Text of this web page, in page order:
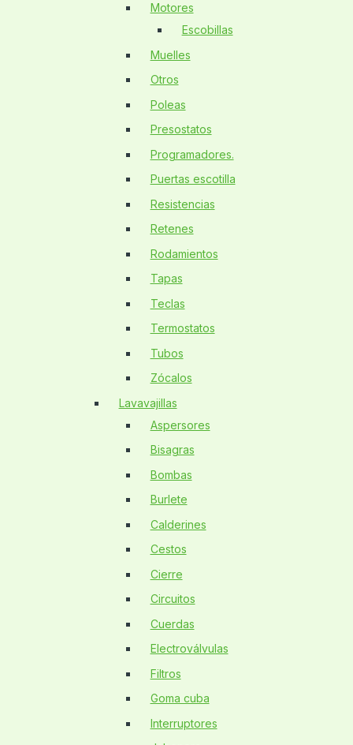
Motores
Escobillas
Muelles
Otros
Poleas
Presostatos
Programadores.
Puertas escotilla
Resistencias
Retenes
Rodamientos
Tapas
Teclas
Termostatos
Tubos
Zócalos
Lavavajillas
Aspersores
Bisagras
Bombas
Burlete
Calderines
Cestos
Cierre
Circuitos
Cuerdas
Electroválvulas
Filtros
Goma cuba
Interruptores